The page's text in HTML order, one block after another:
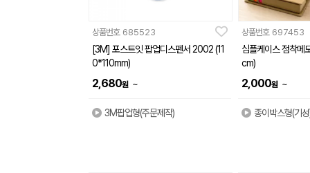
상품번호 685523
[3M] 포스트잇 팝업디스펜서 2002 (11
0*110mm)
2,680원 ~
3M팝업형(주문제작)
상품번호 697453
심플케이스 점착메
cm)
2,000원 ~
종이박스형(기